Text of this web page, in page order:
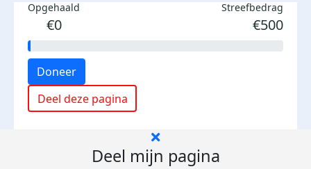
Opgehaald
€0
Streefbedrag
€500
Doneer
Deel deze pagina
Deel mijn pagina